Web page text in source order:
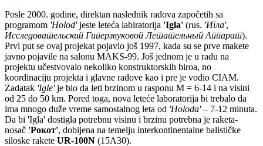
Posle 2000. godine, direktan naslednik radova započetih sa
programom 'Holod'jeste leteća labiratorija 'Igla' (rus. 'Игла',
Исследовательский Гиперзвуковой Летательный Аппарат).
Prvi put se ovaj projekat pojavio još 1997, kada su se prve makete
javno pojavile na salonu MAKS-99. Još jednom je u radu na
projektu učestvovalo nekoliko konstruktorskih biroa, no
koordinaciju projekta i glavne radove kao i pre je vodio CIAM.
Zadatak 'Igle'je bio da leti brzinom u rasponu M = 6-14 i na visini
od 25 do 50 km. Pored toga, nova leteće laboratorija bi trebalo da
ima mnogo duže vreme samostalnog leta od 'Holoda'– 7-12 minuta.
Da bi 'Igla' dostigla potrebnu visinu i brzinu potrebna je raketa-
nosač 'Рокот', dobijena na temelju interkontinentalne balističke
siloske rakete UR-100N (15A30).